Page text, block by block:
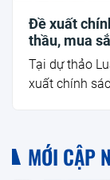
Đề xuất
thầu, mua
Tại dự thảo
xuất chính
MỚI CẬP